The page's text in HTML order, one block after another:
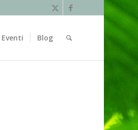
Eventi Blog